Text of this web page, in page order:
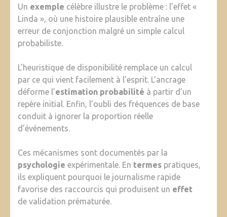
Un exemple célèbre illustre le problème : l’effet «
Linda », où une histoire plausible entraîne une
erreur de conjonction malgré un simple calcul
probabiliste.
L’heuristique de disponibilité remplace un calcul
par ce qui vient facilement à l’esprit. L’ancrage
déforme l’estimation probabilité à partir d’un
repère initial. Enfin, l’oubli des fréquences de base
conduit à ignorer la proportion réelle
d’événements.
Ces mécanismes sont documentés par la
psychologie expérimentale. En termes pratiques,
ils expliquent pourquoi le journalisme rapide
favorise des raccourcis qui produisent un effet
de validation prématurée.